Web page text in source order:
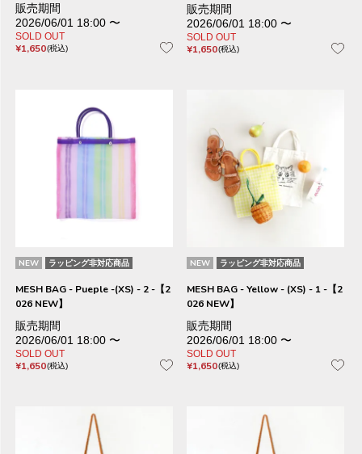
販売期間
2026/06/01 18:00 〜
SOLD OUT
¥1,650 税込
販売期間
2026/06/01 18:00 〜
SOLD OUT
¥1,650 税込
NEW ラッピング非対応商品
MESH BAG - Pueple -(XS) - 2 -【2
026 NEW】
販売期間
2026/06/01 18:00 〜
SOLD OUT
¥1,650 税込
NEW ラッピング非対応商品
MESH BAG - Yellow - (XS) - 1 -【2
026 NEW】
販売期間
2026/06/01 18:00 〜
SOLD OUT
¥1,650 税込